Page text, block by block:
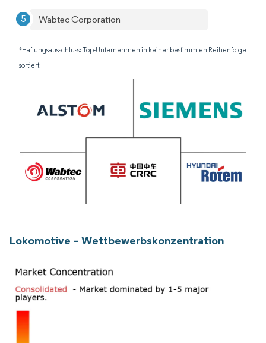
Wabtec Corporation
*Haftungsausschluss: Top-Unternehmen in keiner bestimmten Reihenfolge
sortiert
Lokomotive – Wettbewerbskonzentration